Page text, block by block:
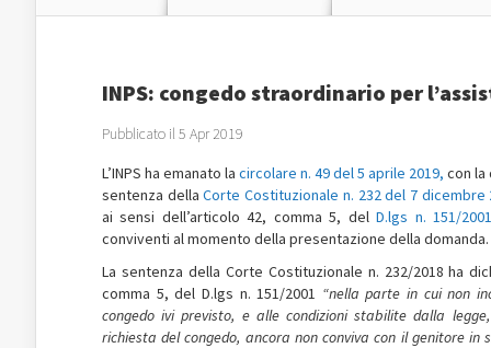
INPS: congedo straordinario per
Pubblicato il 5 Apr 2019
L’INPS ha emanato la circolare n. 49 del 5 aprile 2019, con la
sentenza dellaCorte Costituzionale n. 232 del 7 dicembre
ai sensi dell’articolo 42, comma 5, delD.lgs n. 151/2001
conviventi al momento della presentazione della domanda.
La sentenza della Corte Costituzionale n. 232/2018 ha
comma 5, del D.lgs n. 151/2001 “nella parte in cui non
congedo ivi previsto, e alle condizioni stabilite dalla
richiesta del congedo, ancora non conviva con il genitore